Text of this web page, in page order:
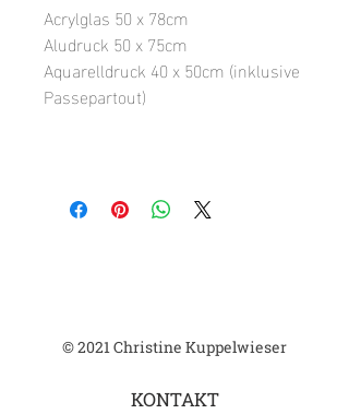
Acrylglas 50 x 78cm
Aludruck 50 x 75cm
Aquarelldruck 40 x 50cm (inklusive
Passepartout)
© 2021 Christine Kuppelwieser
KONTAKT